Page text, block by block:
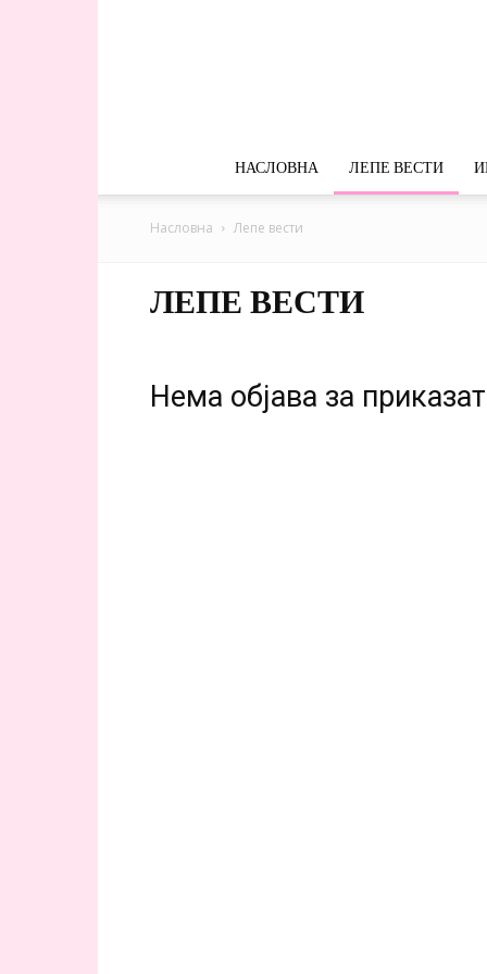
НАСЛОВНА ЛЕПЕ ВЕСТИ
Насловна Лепе вести
ЛЕПЕ ВЕСТИ
Нема објава за